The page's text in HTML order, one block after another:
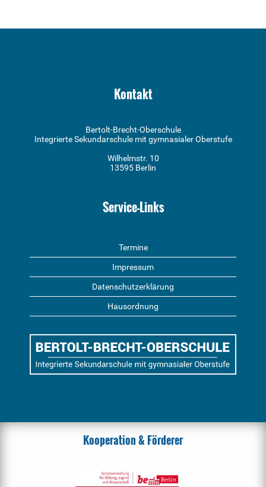
Kontakt
Bertolt-Brecht-Oberschule
Integrierte Sekundarschule mit gymnasialer Oberstufe
Wilhelmstr. 10
13595 Berlin
Service-Links
Termine
Impressum
Datenschutzerklärung
Hausordnung
Kooperation & Förderer